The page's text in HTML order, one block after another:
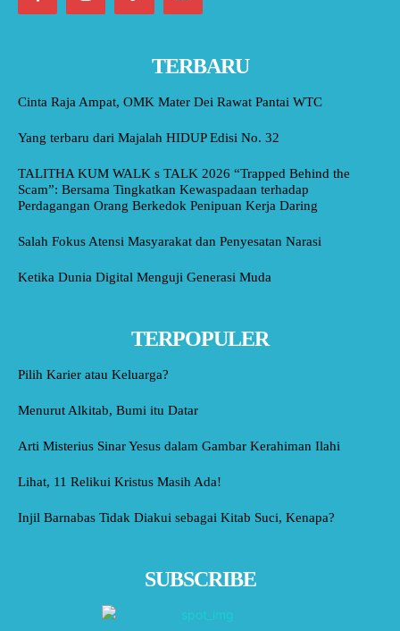
TERBARU
Cinta Raja Ampat, OMK Mater Dei Rawat Pantai WTC
Yang terbaru dari Majalah HIDUP Edisi No. 32
TALITHA KUM WALK s TALK 2026 “Trapped Behind the
Scam”: Bersama Tingkatkan Kewaspadaan terhadap
Perdagangan Orang Berkedok Penipuan Kerja Daring
Salah Fokus Atensi Masyarakat dan Penyesatan Narasi
Ketika Dunia Digital Menguji Generasi Muda
TERPOPULER
Pilih Karier atau Keluarga?
Menurut Alkitab, Bumi itu Datar
Arti Misterius Sinar Yesus dalam Gambar Kerahiman Ilahi
Lihat, 11 Relikui Kristus Masih Ada!
Injil Barnabas Tidak Diakui sebagai Kitab Suci, Kenapa?
SUBSCRIBE